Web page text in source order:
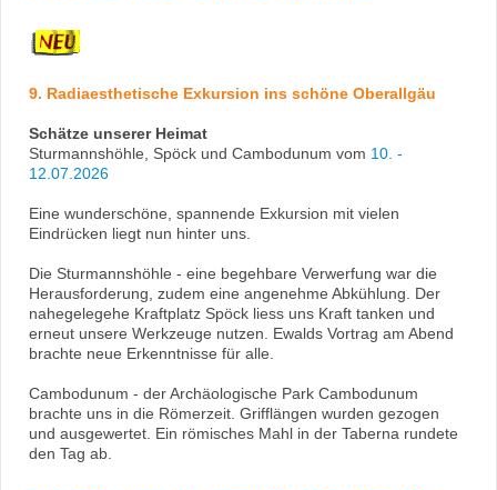
9. Radiaesthetische Exkursion ins schöne Oberallgäu
Schätze unserer Heimat
Sturmannshöhle, Spöck und Cambodunum vom 10. -
12.07.2026
Eine wunderschöne, spannende Exkursion mit vielen
Eindrücken liegt nun hinter uns.
Die Sturmannshöhle - eine begehbare Verwerfung war die
Herausforderung, zudem eine angenehme Abkühlung. Der
nahegelegehe Kraftplatz Spöck liess uns Kraft tanken und
erneut unsere Werkzeuge nutzen. Ewalds Vortrag am Abend
brachte neue Erkenntnisse für alle.
Cambodunum - der Archäologische Park Cambodunum
brachte uns in die Römerzeit. Grifflängen wurden gezogen
und ausgewertet. Ein römisches Mahl in der Taberna rundete
den Tag ab.